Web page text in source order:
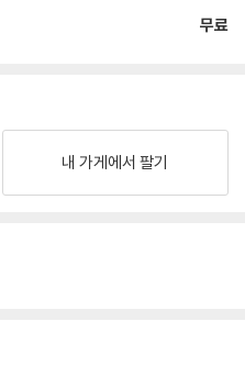
무료
내 가게에서 팔기